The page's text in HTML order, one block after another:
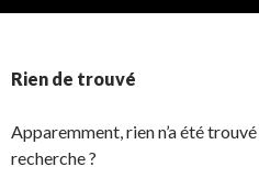
Rien de trouvé
Apparemment, rien n’a été
recherche ?